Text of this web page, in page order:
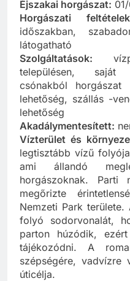
Éjszakai horgászat:
Horgászati
időszakban,
látogatható
Szolgáltatások:
településen, saját
csónakból horgászat
lehetőség, szállás -
lehetőség
Akadálymentesített:
Vízterület és
legtisztább vízű
ami állandó
horgászoknak. Parti
megőrizte
Nemzeti Park
folyó sodorvonalát,
parton húzódik,
tájékozódni. A
szépségére, vadvízre
úticélja.